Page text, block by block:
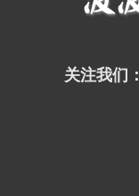
关注我们：